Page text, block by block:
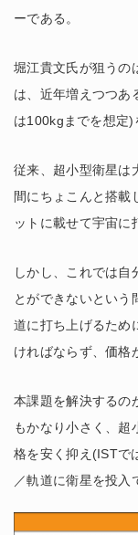
ーである。
堀江貴文氏が狙うの
は、近年増えつつあ
は100kgまでを想定)
従来、超小型衛星は
間にちょこんと搭載
ットに載せて宇宙に
しかし、これでは自
とができないという
道に打ち上げるため
ければならず、価格
本課題を解決するの
もかなり小さく、超
格を安く抑え(ISTで
／軌道に衛星を投入